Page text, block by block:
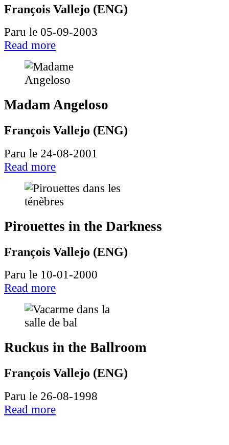
François Vallejo (ENG)
Paru le 05-09-2003
Read more
Madam Angeloso
François Vallejo (ENG)
Paru le 24-08-2001
Read more
Pirouettes in the Darkness
François Vallejo (ENG)
Paru le 10-01-2000
Read more
Ruckus in the Ballroom
François Vallejo (ENG)
Paru le 26-08-1998
Read more